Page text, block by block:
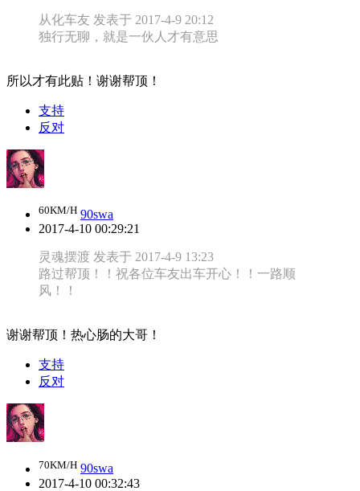
从化车友 发表于 2017-4-9 20:12
独行无聊，就是一伙人才有意思
所以才有此贴！谢谢帮顶！
支持
反对
60KM/H 90swa
2017-4-10 00:29:21
灵魂摆渡 发表于 2017-4-9 13:23
路过帮顶！！祝各位车友出车开心！！一路顺
风！！
谢谢帮顶！热心肠的大哥！
支持
反对
70KM/H 90swa
2017-4-10 00:32:43